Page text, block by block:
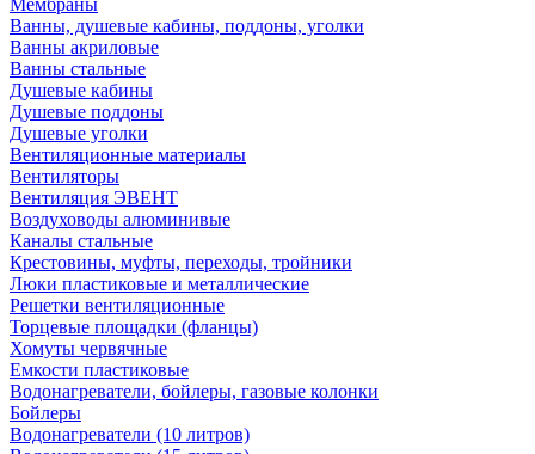
Мембраны
Ванны, душевые кабины, поддоны, уголки
Ванны акриловые
Ванны стальные
Душевые кабины
Душевые поддоны
Душевые уголки
Вентиляционные материалы
Вентиляторы
Вентиляция ЭВЕНТ
Воздуховоды алюминивые
Каналы стальные
Крестовины, муфты, переходы, тройники
Люки пластиковые и металлические
Решетки вентиляционные
Торцевые площадки (фланцы)
Хомуты червячные
Емкости пластиковые
Водонагреватели, бойлеры, газовые колонки
Бойлеры
Водонагреватели (10 литров)